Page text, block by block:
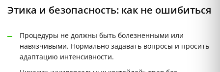
Этика и безопасность: как не ошибиться
Процедуры не должны быть болезненными или
навязчивыми. Нормально задавать вопросы и просить
адаптацию интенсивности.